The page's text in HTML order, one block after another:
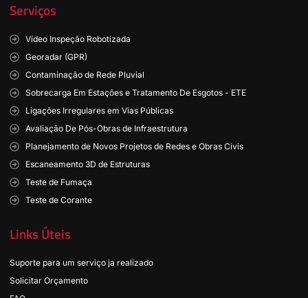
Serviços
Vídeo Inspeção Robotizada
Georadar (GPR)
Contaminação de Rede Pluvial
Sobrecarga Em Estações e Tratamento De Esgotos - ETE
Ligações Irregulares em Vias Públicas
Avaliação De Pós-Obras de Infraestrutura
Planejamento de Novos Projetos de Redes e Obras Civis
Escaneamento 3D de Estruturas
Teste de Fumaça
Teste de Corante
Links Úteis
Suporte para um serviço ja realizado
Solicitar Orçamento